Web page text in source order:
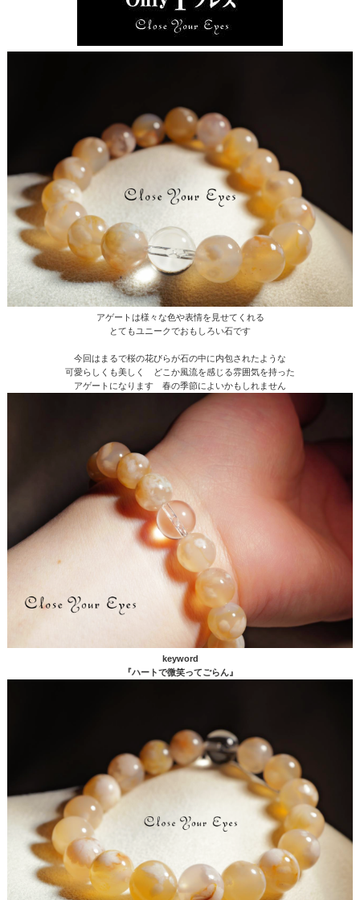
アゲートは様々な色や表情を見せてくれる
とてもユニークでおもしろい石です
今回はまるで桜の花びらが石の中に内包されたような
可愛らしくも美しく どこか風流を感じる雰囲気を持った
アゲートになります 春の季節によいかもしれません
keyword
『ハートで微笑ってごらん』